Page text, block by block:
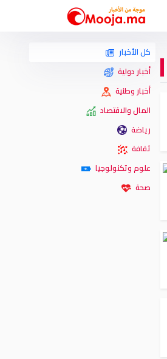
كل الأخبار
أخبار دولية
أخبار وطنية
المال والاقتصاد
رياضة
ثقافة
علوم وتكنولوجيا
صحة